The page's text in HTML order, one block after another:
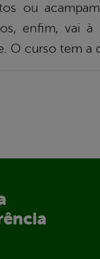
ou
enfim, vai
O curso tem a